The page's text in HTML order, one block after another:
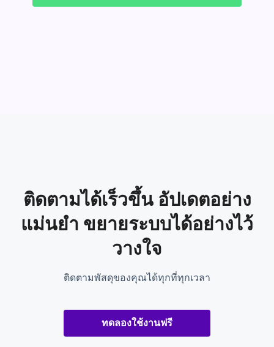
ติดตามได้เร็วขึ้น อัปเดตอย่าง
แม่นยำ ขยายระบบได้อย่างไว้
วางใจ
ติดตามพัสดุของคุณได้ทุกที่ทุกเวลา
ทดลองใช้งานฟรี